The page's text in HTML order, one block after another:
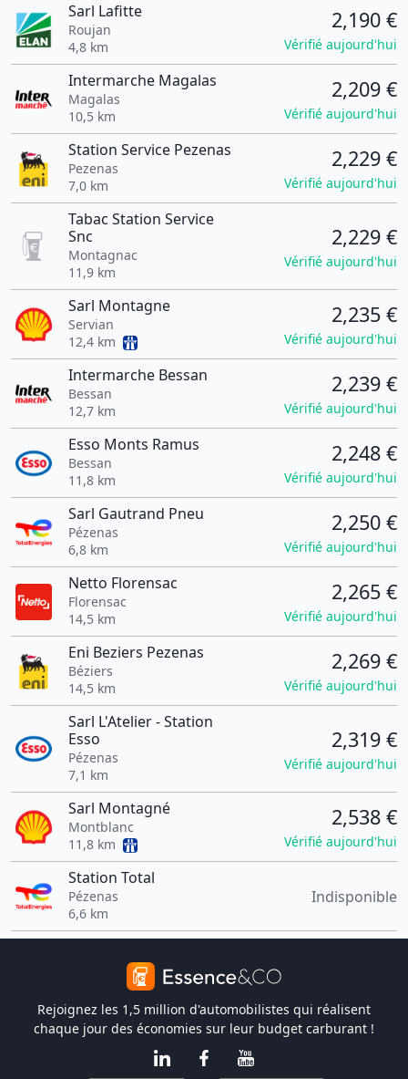
Sarl Lafitte
Roujan
4,8 km
2,190 €
Vérifié aujourd'hui
Intermarche Magalas
Magalas
10,5 km
2,209 €
Vérifié aujourd'hui
Station Service Pezenas
Pezenas
7,0 km
2,229 €
Vérifié aujourd'hui
Tabac Station Service
Snc
Montagnac
11,9 km
2,229 €
Vérifié aujourd'hui
Sarl Montagne
Servian
12,4 km
2,235 €
Vérifié aujourd'hui
Intermarche Bessan
Bessan
12,7 km
2,239 €
Vérifié aujourd'hui
Esso Monts Ramus
Bessan
11,8 km
2,248 €
Vérifié aujourd'hui
Sarl Gautrand Pneu
Pézenas
6,8 km
2,250 €
Vérifié aujourd'hui
Netto Florensac
Florensac
14,5 km
2,265 €
Vérifié aujourd'hui
Eni Beziers Pezenas
Béziers
14,5 km
2,269 €
Vérifié aujourd'hui
Sarl L'Atelier - Station
Esso
Pézenas
7,1 km
2,319 €
Vérifié aujourd'hui
Sarl Montagné
Montblanc
11,8 km
2,538 €
Vérifié aujourd'hui
Station Total
Pézenas
6,6 km
Indisponible
Rejoignez les 1,5 million d'automobilistes qui réalisent
chaque jour des économies sur leur budget carburant !